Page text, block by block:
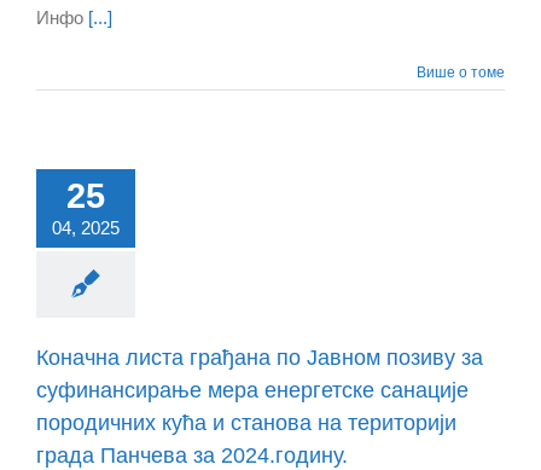
Инфо [...]
Више о томе
25
04, 2025
Коначна листа грађана по Јавном позиву за
суфинансирање мера енергетске санације
породичних кућа и станова на територији
града Панчева за 2024.годину.